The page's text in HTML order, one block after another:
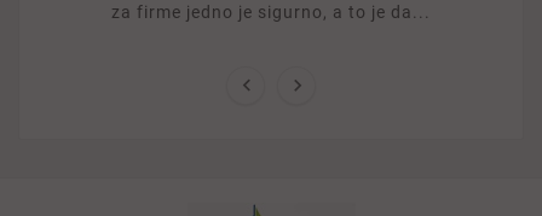
za firme jedno je sigurno, a to je da...
 